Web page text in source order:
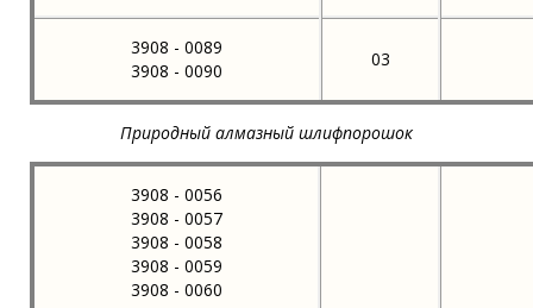
3908 - 0089
3908 - 0090
03
Природный алмазный шлифпорошок
3908 - 0056
3908 - 0057
3908 - 0058
3908 - 0059
3908 - 0060